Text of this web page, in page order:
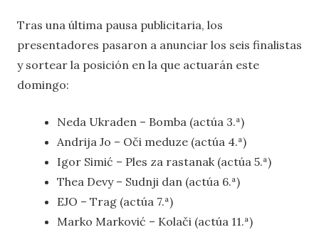
Tras una última pausa publicitaria, los
presentadores pasaron a anunciar los seis finalistas
y sortear la posición en la que actuarán este
domingo:
Neda Ukraden – Bomba (actúa 3.ª)
Andrija Jo – Oči meduze (actúa 4.ª)
Igor Simić – Ples za rastanak (actúa 5.ª)
Thea Devy – Sudnji dan (actúa 6.ª)
EJO – Trag (actúa 7.ª)
Marko Marković – Kolači (actúa 11.ª)